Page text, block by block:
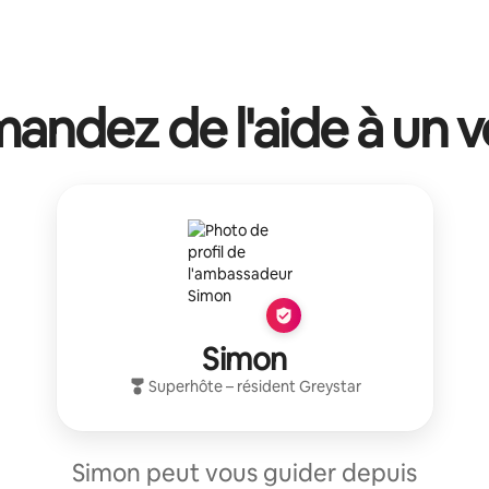
de l'aide à un
Simon
Superhôte– résidentGreystar
Simon peut vous guider depuis